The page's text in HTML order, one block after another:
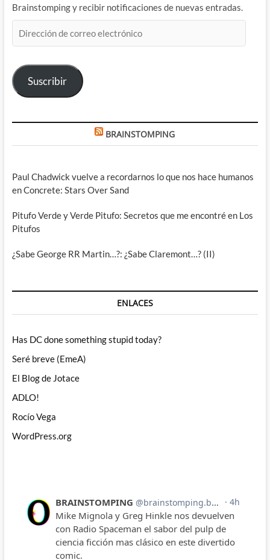
Brainstomping y recibir notificaciones de nuevas entradas.
de
electrónico
Suscribir
BRAINSTOMPING
Paul Chadwick vuelve a recordarnos lo que nos hace humanos
en Concrete: Stars Over Sand
Pitufo Verde y Verde Pitufo: Secretos que me encontré en Los
Pitufos
¿Sabe George RR Martin…?: ¿Sabe Claremont…? (II)
ENLACES
Has DC done something stupid today?
Seré breve (EmeA)
El Blog de Jotace
ADLO!
Rocío Vega
WordPress.org